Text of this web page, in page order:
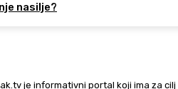
nasilje?
je informativni portal koji ima za